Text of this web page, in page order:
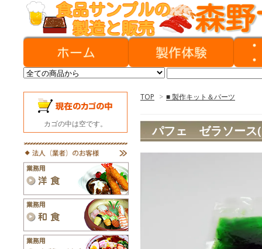
TOP > ■ 製作キット＆パーツ
パフェ ゼラソース
カゴの中は空です。